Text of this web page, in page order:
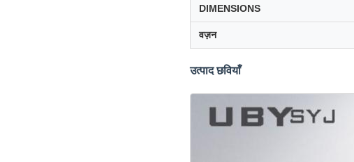
DIMENSIONS
वज़न
उत्पाद छवियाँ